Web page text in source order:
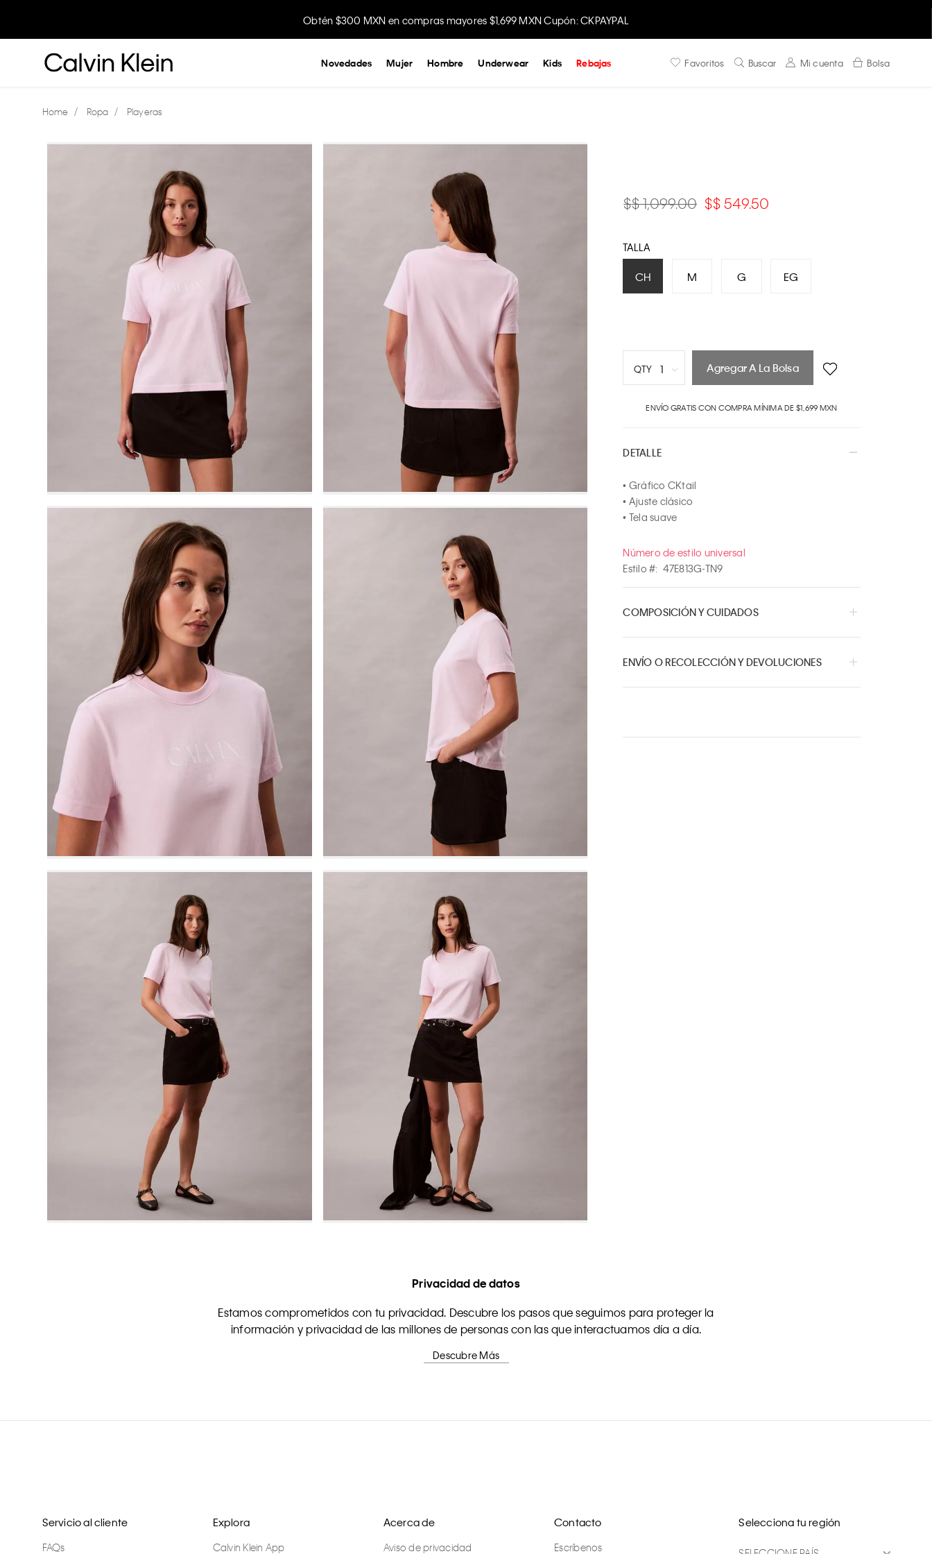
Obtén $300 MXN en compras mayores $1,699 MXN Cupón: CKPAYPAL
Disfruta envío gratis comprando en la app.
Favoritos Buscar Mi cuenta Bolsa
Novedades Mujer Hombre Underwear Kids Rebajas
Ropa Playeras
$ 1,099.00 $ 549.50
TALLA
CH M G EG
QTY 1
6
7
8
10
Agregar A La Bolsa
ENVÍO GRATIS CON COMPRA MÍNIMA DE $1,699 MXN
DETALLE
• Gráfico CKtail
• Ajuste clásico
• Tela suave
Número de estilo universal
Estilo #: 47E813G-TN9
COMPOSICIÓN Y CUIDADOS
ENVÍO O RECOLECCIÓN Y DEVOLUCIONES
Privacidad de datos
Estamos comprometidos con tu privacidad. Descubre los pasos que seguimos para proteger la
información y privacidad de las millones de personas con las que interactuamos día a día.
Descubre Más
Servicio al cliente
FAQs
Explora
Calvin Klein App
Acerca de
Aviso de privacidad
Contacto
Escríbenos
Selecciona tu región